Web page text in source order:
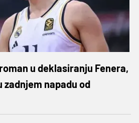
u deklasiranju Fenera,
zadnjem napadu od